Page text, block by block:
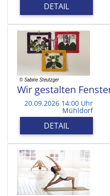
DETAIL
Wir gestalten
20.09.2026 14:00 Uhr
Mühldorf
DETAIL